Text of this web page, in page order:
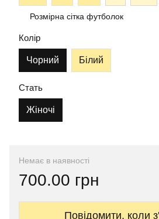
Розмірна сітка футболок
Колір
Чорний Білий
Стать
Жіночі
Немає в наявності
700.00 грн
Повідомити, коли